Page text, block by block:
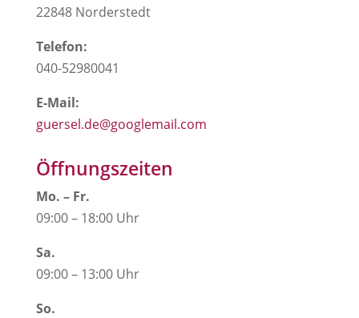
22848 Norderstedt
Telefon:
040-52980041
E-Mail:
guersel.de@googlemail.com
Öffnungszeiten
Mo. – Fr.
09:00 –18:00 Uhr
Sa.
09:00 – 13:00 Uhr
So.